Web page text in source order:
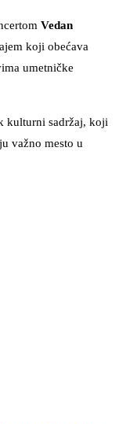
Vedan
koji obećava
umetničke
kulturni sadržaj, koji
važno mesto u